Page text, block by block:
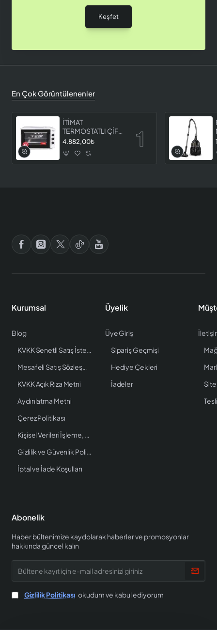
Keşfet
En Çok Görüntülenenler
İTİMAT
TERMOSTATLI ÇİFT
CAMLI FIRIN 8060
4.882,00₺
Kurumsal
Blog
KVKK Senetli Satış İstenen Bilgiler
Mesafeli Satış Sözleşmesi
KVKK Açık Rıza Metni
Aydınlatma Metni
Çerez Politikası
Kişisel Verileri İşleme, Saklama ve İmha Politikası
Gizlilik ve Güvenlik Politikası
İptal ve İade Koşulları
Üyelik
Üye Giriş
Sipariş Geçmişi
Hediye Çekleri
İadeler
Site
Abonelik
Haber bültenimize kaydolarak haberler ve promosyonlar
hakkında güncel kalın
kayıt
için
e-
mail
Gizlilik Politikası okudum ve kabul ediyorum